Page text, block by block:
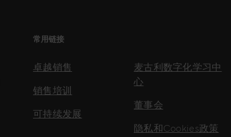
常用链接
卓越销售
销售培训
可持续发展
麦古利数字化学习中
心
董事会
隐私和Cookies政策